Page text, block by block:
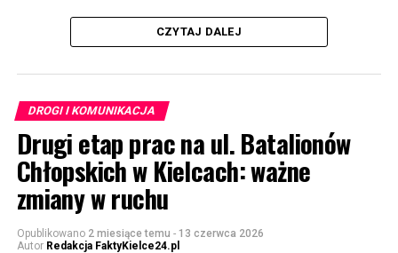
CZYTAJ DALEJ
DROGI I KOMUNIKACJA
Drugi etap prac na ul. Batalionów
Chłopskich w Kielcach: ważne
zmiany w ruchu
Opublikowano 2 miesiące temu - 13 czerwca 2026
Autor Redakcja FaktyKielce24.pl